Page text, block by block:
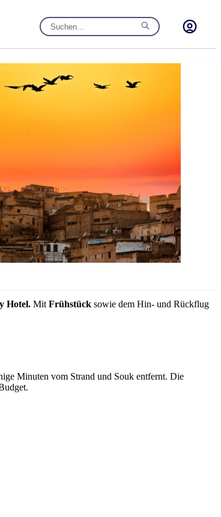
Hotel. Mit Frühstück sowie dem Hin- und Rückflug
Minuten vom Strand und Souk entfernt. Die